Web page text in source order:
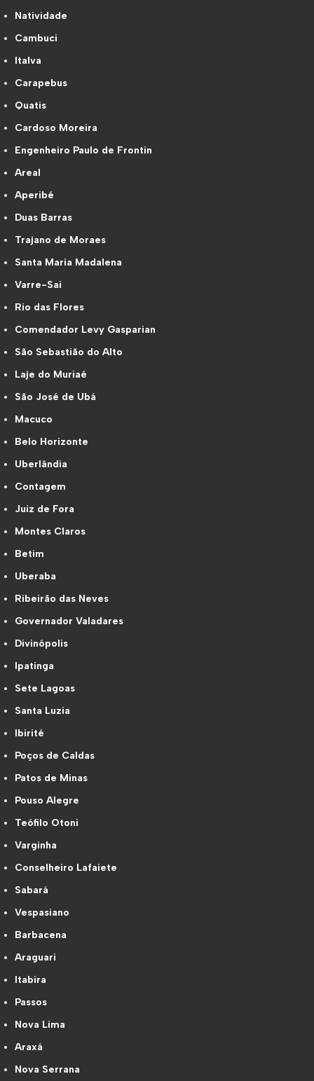
Natividade
Cambuci
Italva
Carapebus
Quatis
Cardoso Moreira
Engenheiro Paulo de Frontin
Areal
Aperibé
Duas Barras
Trajano de Moraes
Santa Maria Madalena
Varre-Sai
Rio das Flores
Comendador Levy Gasparian
São Sebastião do Alto
Laje do Muriaé
São José de Ubá
Macuco
Belo Horizonte
Uberlândia
Contagem
Juiz de Fora
Montes Claros
Betim
Uberaba
Ribeirão das Neves
Governador Valadares
Divinópolis
Ipatinga
Sete Lagoas
Santa Luzia
Ibirité
Poços de Caldas
Patos de Minas
Pouso Alegre
Teófilo Otoni
Varginha
Conselheiro Lafaiete
Sabará
Vespasiano
Barbacena
Araguari
Itabira
Passos
Nova Lima
Araxá
Nova Serrana